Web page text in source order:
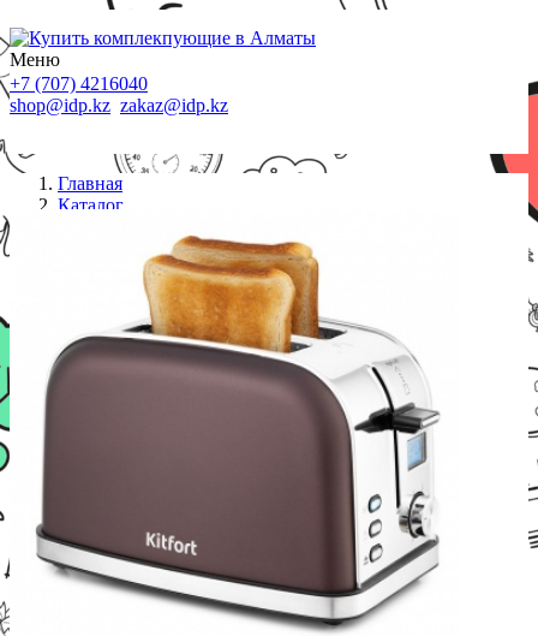
Меню
+7 (707) 4216040
shop@idp.kz zakaz@idp.kz
Главная
Каталог
Тостер Kitfort КТ-2036-4 темно-кофейный